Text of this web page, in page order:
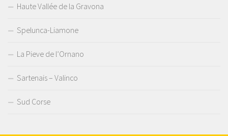
Haute Vallée de la Gravona
Spelunca-Liamone
La Pieve de l’Ornano
Sartenais – Valinco
Sud Corse